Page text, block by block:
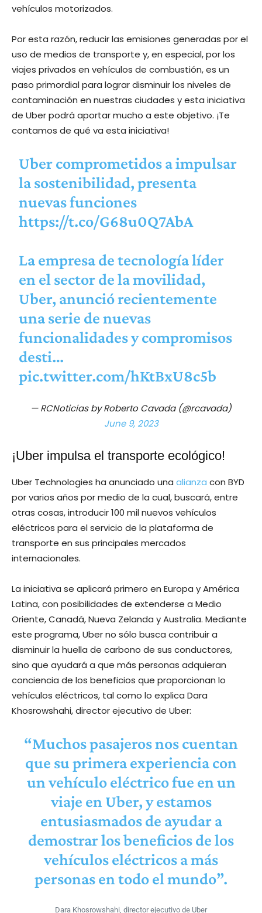
vehículos motorizados.
Por esta razón, reducir las emisiones generadas por el
uso de medios de transporte y, en especial, por los
viajes privados en vehículos de combustión, es un
paso primordial para lograr disminuir los niveles de
contaminación en nuestras ciudades y esta iniciativa
de Uber podrá aportar mucho a este objetivo. ¡Te
contamos de qué va esta iniciativa!
Uber comprometidos a impulsar
la sostenibilidad, presenta
nuevas funciones
https://t.co/G68u0Q7AbA
La empresa de tecnología líder
en el sector de la movilidad,
Uber, anunció recientemente
una serie de nuevas
funcionalidades y compromisos
desti…
pic.twitter.com/hKtBxU8c5b
— RCNoticias by Roberto Cavada (@rcavada)
June 9, 2023
¡Uber impulsa el transporte ecológico!
Uber Technologies ha anunciado una alianza con BYD
por varios años por medio de la cual, buscará, entre
otras cosas, introducir 100 mil nuevos vehículos
eléctricos para el servicio de la plataforma de
transporte en sus principales mercados
internacionales.
La iniciativa se aplicará primero en Europa y América
Latina, con posibilidades de extenderse a Medio
Oriente, Canadá, Nueva Zelanda y Australia. Mediante
este programa, Uber no sólo busca contribuir a
disminuir la huella de carbono de sus conductores,
sino que ayudará a que más personas adquieran
conciencia de los beneficios que proporcionan lo
vehículos eléctricos, tal como lo explica Dara
Khosrowshahi, director ejecutivo de Uber:
“Muchos pasajeros nos cuentan
que su primera experiencia con
un vehículo eléctrico fue en un
viaje en Uber, y estamos
entusiasmados de ayudar a
demostrar los beneficios de los
vehículos eléctricos a más
personas en todo el mundo”.
Dara Khosrowshahi, director ejecutivo de Uber